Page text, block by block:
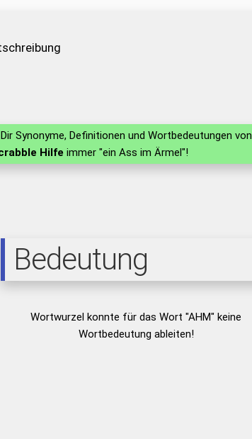
Synonyme, Definitionen und Wortbedeutungen von
Hilfe immer "ein Ass im Ärmel"!
Bedeutung
Wortwurzel konnte für das Wort "AHM" keine
Wortbedeutung ableiten!